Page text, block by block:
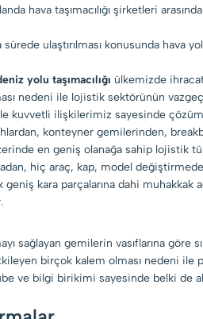
hava taşımacılığı şirketleri
ulaştırılması konusunda hava
yolu taşımacılığı ülkemizde
nedeni ile lojistik sektörünün
ilişkilerimiz sayesinde çözüm
konteyner gemilerinden,
en geniş olanağa sahip lojistik
hiç araç, kap, model
kara parçalarına dahi
sağlayan gemilerin vasıflarına
birçok kalem olması nedeni
ve bilgi birikimi sayesinde belki de